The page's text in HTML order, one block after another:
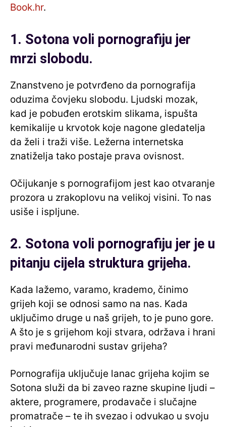
Book.hr.
1. Sotona voli pornografiju jer
mrzi slobodu.
Znanstveno je potvrđeno da pornografija
oduzima čovjeku slobodu. Ljudski mozak,
kad je pobuđen erotskim slikama, ispušta
kemikalije u krvotok koje nagone gledatelja
da želi i traži više. Ležerna internetska
znatiželja tako postaje prava ovisnost.
Očijukanje s pornografijom jest kao otvaranje
prozora u zrakoplovu na velikoj visini. To nas
usiše i ispljune.
2. Sotona voli pornografiju jer je u
pitanju cijela struktura grijeha.
Kada lažemo, varamo, krademo, činimo
grijeh koji se odnosi samo na nas. Kada
uključimo druge u naš grijeh, to je puno gore.
A što je s grijehom koji stvara, održava i hrani
pravi međunarodni sustav grijeha?
Pornografija uključuje lanac grijeha kojim se
Sotona služi da bi zaveo razne skupine ljudi –
aktere, programere, prodavače i slučajne
promatrače – te ih svezao i odvukao u svoju